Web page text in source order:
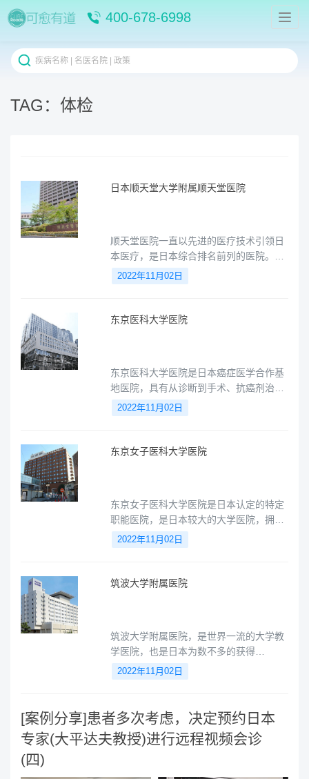
400-678-6998
TAG：体检
日本顺天堂大学附属顺天堂医院
顺天堂医院一直以先进的医疗技术引领日
本医疗，是日本综合排名前列的医院。顺
天堂医院在日本拥有高水平的医疗技能和
医疗团队，是日本皇室和政界领导人信任
2022年11月02日
东京医科大学医院
东京医科大学医院是日本癌症医学合作基
地医院，具有从诊断到手术、抗癌剂治
疗、放射线治疗等一系列综合管理能力，
该院率先引进了手术支持机器人，是日本
2022年11月02日
东京女子医科大学医院
东京女子医科大学医院是日本认定的特定
职能医院，是日本较大的大学医院，拥有
世界先进的医疗服务，致力于尖端的癌症
治疗，可以进行进行更高质量的临床研究
2022年11月02日
筑波大学附属医院
筑波大学附属医院，是世界一流的大学教
学医院，也是日本为数不多的获得
ISO9001质量认证的特定机能医院，是全
世界较早开展质子治疗深部肿瘤的质子治
2022年11月02日
[案例分享]患者多次考虑，决定预约日本
专家(大平达夫教授)进行远程视频会诊
(四)